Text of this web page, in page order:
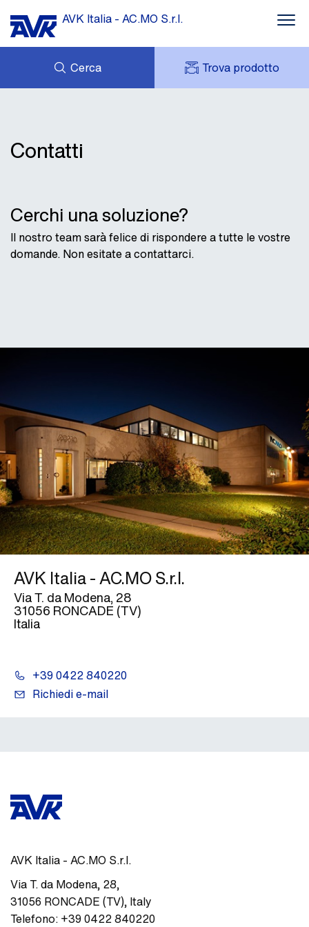
AVK Italia - AC.MO S.r.l.
Acquedottistica
Irrigazione
Approfondimenti
Cerca Trova prodotto
CONTATTI
Contatti
Cerchi una soluzione?
Il nostro team sarà felice di rispondere a tutte le vostre
domande. Non esitate a contattarci.
AVK Italia - AC.MO S.r.l.
Via T. da Modena, 28
31056 RONCADE (TV)
Italia
+39 0422 840220
Richiedi e-mail
AVK Italia - AC.MO S.r.l.
Via T. da Modena, 28,
31056 RONCADE (TV), Italy
Telefono: +39 0422 840220